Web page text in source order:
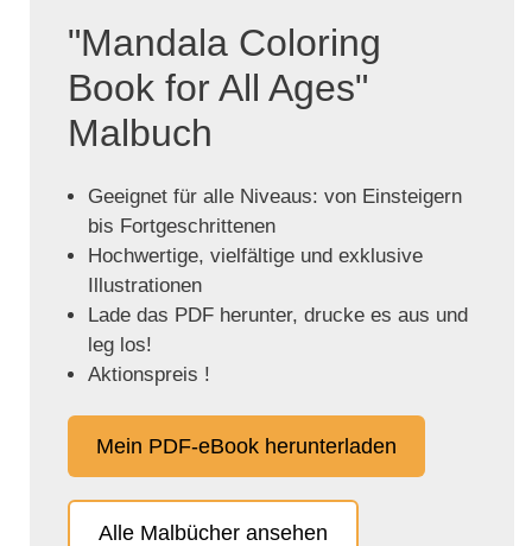
"Mandala Coloring
Book for All Ages"
Malbuch
Geeignet für alle Niveaus: von Einsteigern
bis Fortgeschrittenen
Hochwertige, vielfältige und exklusive
Illustrationen
Lade das PDF herunter, drucke es aus und
leg los!
Aktionspreis !
Mein PDF-eBook herunterladen
Alle Malbücher ansehen